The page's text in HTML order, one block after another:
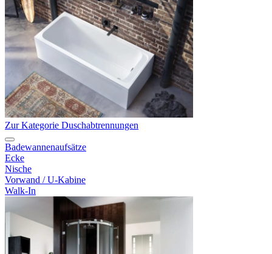
Zur Kategorie Duschabtrennungen
Badewannenaufsätze
Ecke
Nische
Vorwand / U-Kabine
Walk-In